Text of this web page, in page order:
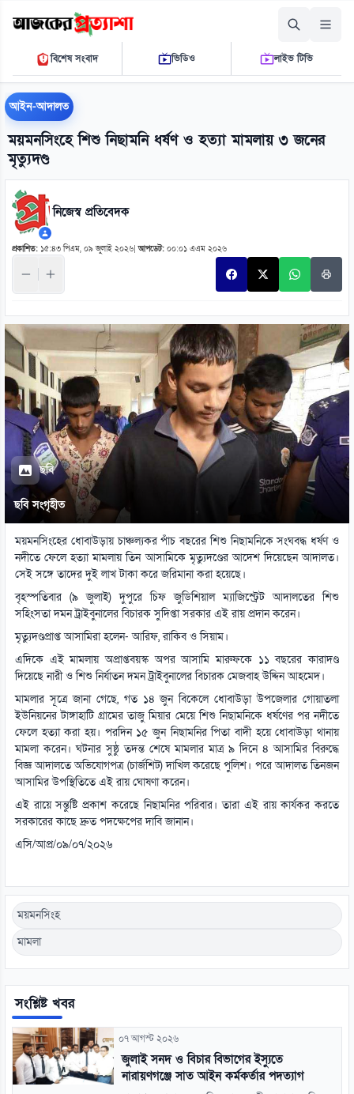
শুক্রবার, ০৭ আগস্ট ২০২৬
০৯:০৭:০০ পি.এম.THE DAILY AJKER PROTTASHA
বিশেষ সংবাদ ভিডিও লাইভ টিভি
আইন-আদালত
ময়মনসিংহে শিশু নিছামনি ধর্ষণ ও হত্যা মামলায় ৩ জনের
মৃত্যুদণ্ড
নিজেস্ব প্রতিবেদক
প্রকাশিত: ১৫:৪৩ পিএম, ০৯ জুলাই ২০২৬ |আপডেট: ০০:০১ এএম ২০২৬
ছবি
ছবি সংগৃহীত
ময়মনসিংহের ধোবাউড়ায় চাঞ্চল্যকর পাঁচ বছরের শিশু নিছামনিকে সংঘবদ্ধ ধর্ষণ ও
নদীতে ফেলে হত্যা মামলায় তিন আসামিকে মৃত্যুদণ্ডের আদেশ দিয়েছেন আদালত।
সেই সঙ্গে তাদের দুই লাখ টাকা করে জরিমানা করা হয়েছে।
বৃহস্পতিবার (৯ জুলাই) দুপুরে চিফ জুডিশিয়াল ম্যাজিস্ট্রেট আদালতের শিশু
সহিংসতা দমন ট্রাইবুনালের বিচারক সুদিপ্তা সরকার এই রায় প্রদান করেন।
মৃত্যুদণ্ডপ্রাপ্ত আসামিরা হলেন- আরিফ, রাকিব ও সিয়াম।
এদিকে এই মামলায় অপ্রাপ্তবয়স্ক অপর আসামি মারুফকে ১১ বছরের কারাদণ্ড
দিয়েছে নারী ও শিশু নির্যাতন দমন ট্রাইবুনালের বিচারক মেজবাহ উদ্দিন আহমেদ।
মামলার সূত্রে জানা গেছে, গত ১৪ জুন বিকেলে ধোবাউড়া উপজেলার গোয়াতলা
ইউনিয়নের টাঙ্গাহাটি গ্রামের তাজু মিয়ার মেয়ে শিশু নিছামনিকে ধর্ষণের পর নদীতে
ফেলে হত্যা করা হয়। পরদিন ১৫ জুন নিছামনির পিতা বাদী হয়ে ধোবাউড়া থানায়
মামলা করেন। ঘটনার সুষ্ঠু তদন্ত শেষে মামলার মাত্র ৯ দিনে ৪ আসামির বিরুদ্ধে
বিজ্ঞ আদালতে অভিযোগপত্র (চার্জশিট) দাখিল করেছে পুলিশ। পরে আদালত তিনজন
আসামির উপস্থিতিতে এই রায় ঘোষণা করেন।
এই রায়ে সন্তুষ্টি প্রকাশ করেছে নিছামনির পরিবার। তারা এই রায় কার্যকর করতে
সরকারের কাছে দ্রুত পদক্ষেপের দাবি জানান।
এসি/আপ্র/০৯/০৭/২০২৬
ময়মনসিংহ
মামলা
সংশ্লিষ্ট খবর
০৭ আগস্ট ২০২৬
জুলাই সনদ ও বিচার বিভাগের ইস্যুতে
নারায়ণগঞ্জে সাত আইন কর্মকর্তার পদত্যাগ